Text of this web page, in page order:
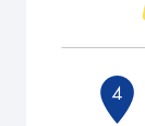
4